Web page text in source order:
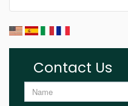
Contact Us